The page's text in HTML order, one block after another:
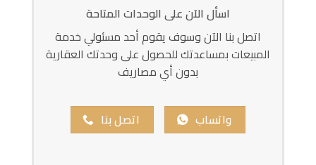
اسأل الآن على الوحدات المتاحة
اتصل بنا الآن وسوف يقوم أحد مسئولي خدمة
المبيعات بمساعدتك للحصول على وحدتك العقارية
بدون أي مصاريف
واتساب اتصل بنا